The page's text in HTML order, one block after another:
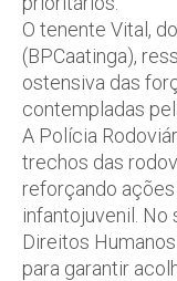
O tenente Vital,
(BPCaatinga),
ostensiva das
contempladas
A Polícia
trechos das
reforçando
infantojuvenil. No
Direitos
para garantir